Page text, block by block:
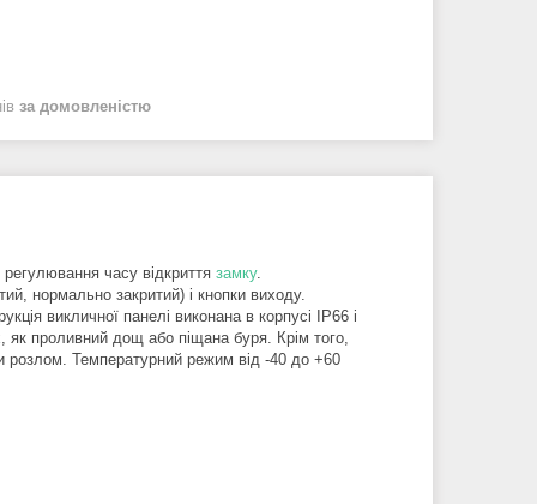
за домовленістю
регулювання часу відкриття замку.
нормально закритий) і кнопки виходу.
викличної панелі виконана в корпусі IP66 і
проливний дощ або піщана буря. Крім того,
розлом. Температурний режим від -40 до +60